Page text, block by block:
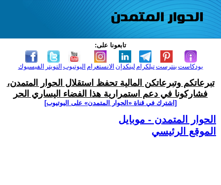
تابعونا على:
الفيسبوك التويتر اليوتيوب الانستغرام لينكدإن تيلكرامبنترست بودكاست
تبرعاتكم وتبرعاتكن المالية تحفظ استقلال الحوار المتمدن،
فشاركونا في دعم استمرارية هذا الفضاء اليساري الحر
[اشترك في قناة ‫«الحوار المتمدن» على اليوتيوب]
الحوار المتمدن - موبايل
الموقع الرئيسي